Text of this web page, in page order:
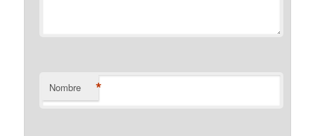
Nombre *